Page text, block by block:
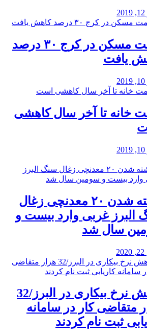
️قیمت مسکن در کرج ۳۰ درصد
یافت
خانه تا آخر سال کاهشی
کشته شدن ۲۰ معدنچی زغال
البرز غربی وارد بیست و
سال شد
کاهش نرخ بیکاری در البرز/32
متقاضی کار در سامانه
ثبت نام کردند